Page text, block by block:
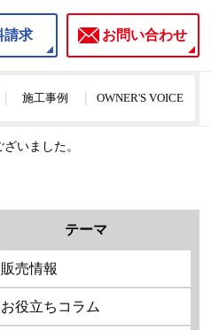
請求 お問い合わせ
施工事例 OWNER'S VOICE
いました。
テーマ
販売情報
お役立ちコラム